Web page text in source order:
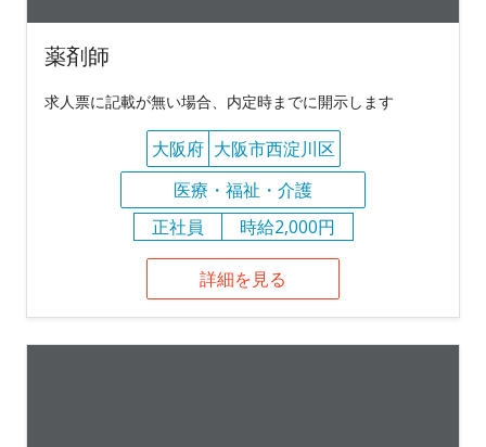
薬剤師
求人票に記載が無い場合、内定時までに開示します
大阪府 大阪市西淀川区
医療・福祉・介護
正社員
時給2,000円
詳細を見る